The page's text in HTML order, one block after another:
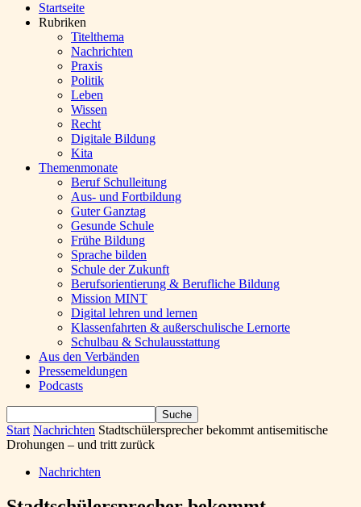
Startseite
Rubriken
Titelthema
Nachrichten
Praxis
Politik
Leben
Wissen
Recht
Digitale Bildung
Kita
Themenmonate
Beruf Schulleitung
Aus- und Fortbildung
Guter Ganztag
Gesunde Schule
Frühe Bildung
Sprache bilden
Schule der Zukunft
Berufsorientierung & Berufliche Bildung
Mission MINT
Digital lehren und lernen
Klassenfahrten & außerschulische Lernorte
Schulbau & Schulausstattung
Aus den Verbänden
Pressemeldungen
Podcasts
Start Nachrichten Stadtschülersprecher bekommt antisemitische
Drohungen – und tritt zurück
Nachrichten